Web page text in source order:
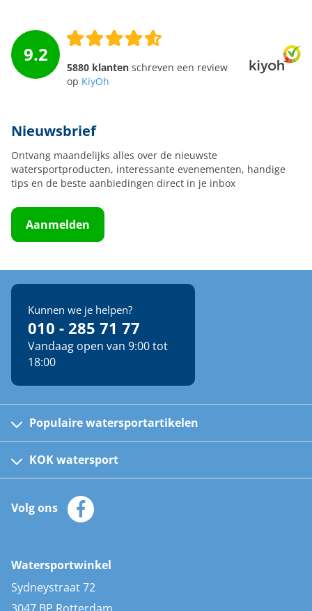
9.2
5880 klanten schreven een review
op KiyOh
Nieuwsbrief
Ontvang maandelijks alles over de nieuwste
watersportproducten, interessante evenementen, handige
tips en de beste aanbiedingen direct in je inbox
Aanmelden
Kunnen we je helpen?
010 - 285 71 77
Vandaag open van 9:00 tot
18:00
Populaire watersportartikelen
Kinder reddingsvesten
Automatische reddingsvesten
Zeilkleding
Zonnepanelen
AIS transponders
Stootwillen en fenders
Bootkussens
KOK watersport
Klantenservice
Merken
Volg ons
Watersportwinkel
Sydneystraat 72